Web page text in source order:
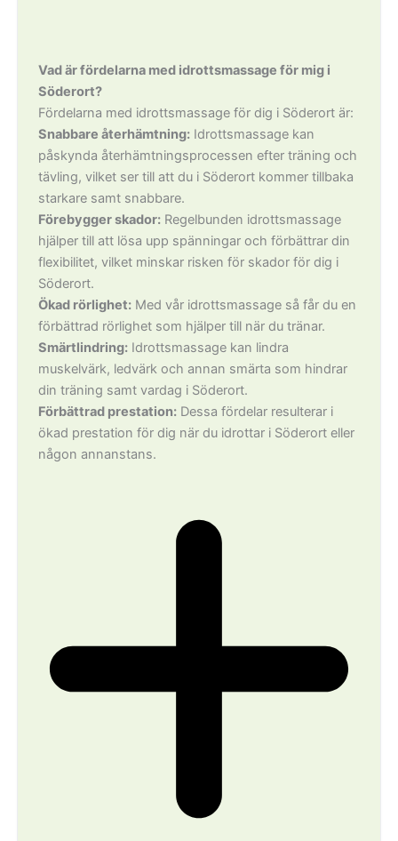
Vad är fördelarna med idrottsmassage för mig i
Söderort?
Fördelarna med idrottsmassage för dig i Söderort är:
Snabbare återhämtning: Idrottsmassage kan
påskynda återhämtningsprocessen efter träning och
tävling, vilket ser till att du i Söderort kommer tillbaka
starkare samt snabbare.
Förebygger skador: Regelbunden idrottsmassage
hjälper till att lösa upp spänningar och förbättrar din
flexibilitet, vilket minskar risken för skador för dig i
Söderort.
Ökad rörlighet: Med vår idrottsmassage så får du en
förbättrad rörlighet som hjälper till när du tränar.
Smärtlindring: Idrottsmassage kan lindra
muskelvärk, ledvärk och annan smärta som hindrar
din träning samt vardag i Söderort.
Förbättrad prestation: Dessa fördelar resulterar i
ökad prestation för dig när du idrottar i Söderort eller
någon annanstans.